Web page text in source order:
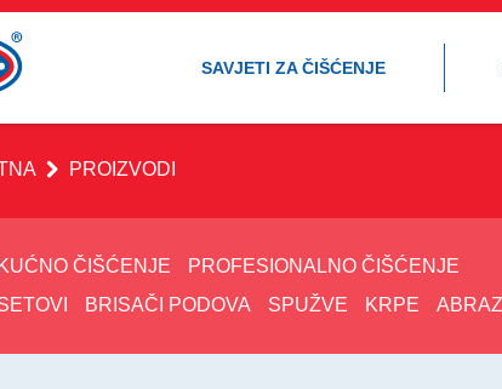
SAVJETI ZA ČIŠĆENJE
PROIZVODI
KUĆNO ČIŠĆENJE
PROFESIONALNO ČIŠĆENJE
BRISAČI PODOVA SPUŽVE KRPE